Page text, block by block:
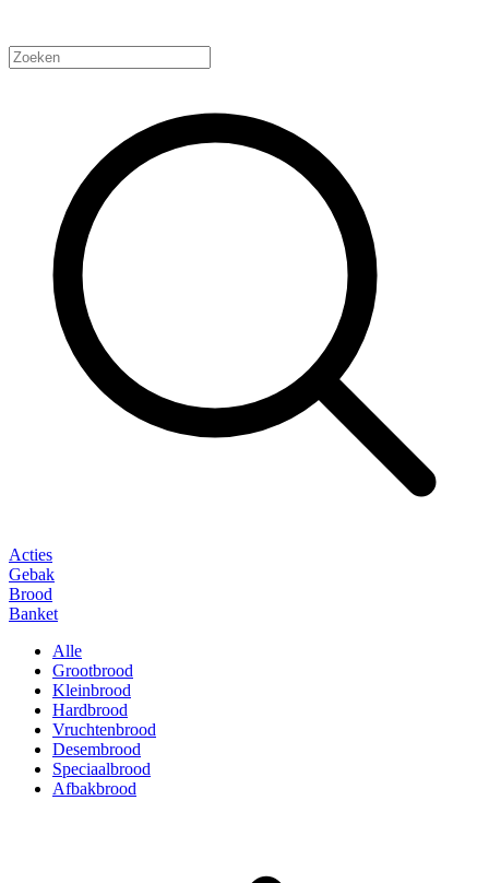
Acties
Gebak
Brood
Banket
Alle
Grootbrood
Kleinbrood
Hardbrood
Vruchtenbrood
Desembrood
Speciaalbrood
Afbakbrood